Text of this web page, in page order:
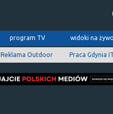
program TV widoki na
Reklama Outdoor Praca Gdynia